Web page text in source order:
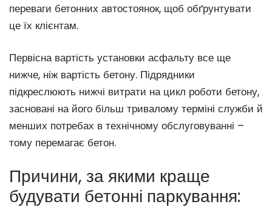
переваги бетонних автостоянок, щоб обґрунтувати
це їх клієнтам.
Первісна вартість установки асфальту все ще
нижче, ніж вартість бетону. Підрядники
підкреслюють нижчі витрати на цикл роботи бетону,
засновані на його більш тривалому терміні служби й
менших потребах в технічному обслуговуванні –
тому перемагає бетон.
Причини, за якими краще
будувати бетонні паркування: